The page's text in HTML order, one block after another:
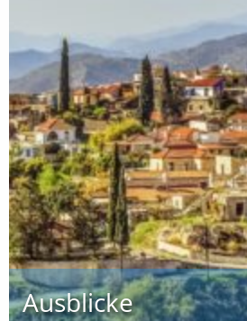
Ausblicke